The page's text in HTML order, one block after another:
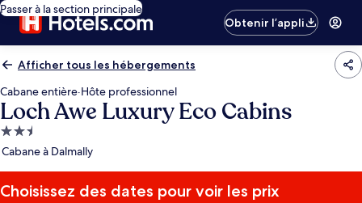
Passer à la section principale
Obtenir l’appli
Afficher tous les hébergements
Cabane entière·Hôte professionnel
Loch Awe Luxury Eco Cabins
Hébergement
2.5 étoiles
Cabane à Dalmally
Choisissez des dates pour voir les prix